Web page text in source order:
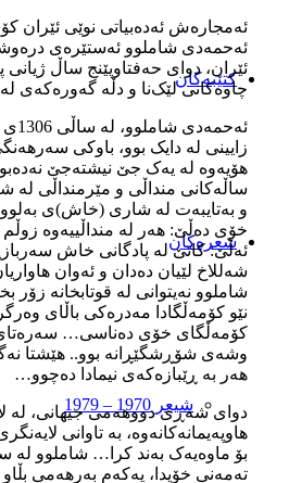
کتێبەکان
شعرەکان
شیعر 1970 – 1979
ئه‌مجاره‌ش ئه‌ده‌بياتی نوێی
ئه‌حمه‌دی شاملوو ئه‌ستێره‌ی
ئێران، دوای حه‌فتاوپێنج ساڵ ژيانی
چاوه‌کانی لێک‌نا و دڵه‌ گه‌وره‌که‌ی
زايينی له‌ دايک بوو، باوکی
هۆيه‌وه‌ له‌ يه‌ک جێ نيشته‌جێ
ساڵه‌کانی منداڵی و مێرمنداڵی له‌
و به‌تايبه‌ت له‌ شاری (خاش)ی
خۆی ده‌ڵێ: هه‌ر له‌ منداڵییه‌وه‌
ئه‌ڵێ: کاتێ له‌ پادگانی خاش
شه‌للاخ لێيان ده‌دان و ئه‌وان
شاملوو نه‌يتوانی له‌ قوتابخانه‌ زۆر
نێو کۆمه‌ڵگادا مه‌دره‌کی باڵای
کۆمه‌ڵگای خۆی ده‌ناسی…
وشه‌ی شۆڕشگێڕانه‌ بوو.. هێشتا
هه‌ر به‌ ڕێبازه‌که‌ی نيمادا ده‌چوو…
دوای شه‌ڕی دووهه‌می جيهانی، له‌
هاوپه‌يمانه‌کانه‌وه‌، به‌ تاوانی
بۆ ماوه‌يه‌ک به‌ند کرا… شاملوو له‌
ته‌مه‌نی خۆيدا، يه‌که‌م به‌رهه‌می